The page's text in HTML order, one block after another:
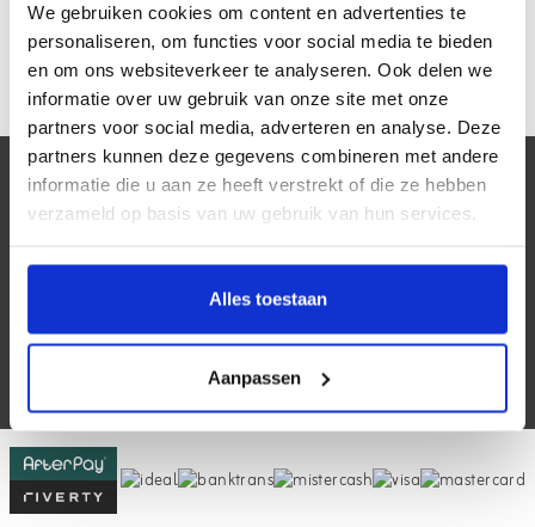
We gebruiken cookies om content en advertenties te
personaliseren, om functies voor social media te bieden
en om ons websiteverkeer te analyseren. Ook delen we
informatie over uw gebruik van onze site met onze
partners voor social media, adverteren en analyse. Deze
partners kunnen deze gegevens combineren met andere
informatie die u aan ze heeft verstrekt of die ze hebben
verzameld op basis van uw gebruik van hun services.
Alles toestaan
Aanpassen
Is er geen geld afgeschreven? Neem dan even contact op met
onzeklantenservice. De door jouw geplaatste bestelling wordt
dan geannuleerd en je kunt dan de bestelling opnieuw plaatsen.
Klantenservice